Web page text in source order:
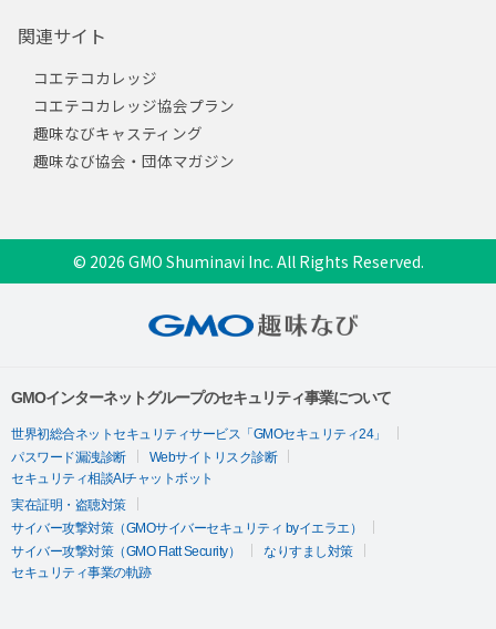
関連サイト
コエテコカレッジ
コエテコカレッジ協会プラン
趣味なびキャスティング
趣味なび協会・団体マガジン
© 2026 GMO Shuminavi Inc. All Rights Reserved.